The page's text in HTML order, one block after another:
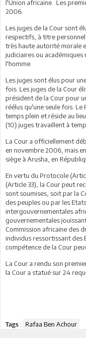
l'Union africaine. Les
2006.
Les juges de la Cour sont
respectifs, à titre
très haute autorité morale
judiciaires ou
l'homme.
Les juges sont élus pour
fois. Les juges de la Cour
président de la Cour pour
réélus qu'une seule fois. Le
temps plein et réside au
(10) juges travaillent à
La Cour a officiellement
en novembre 2006, mais
siège à Arusha, en
En vertu du Protocole
(Article 33), la Cour peut
sont soumises, soit par la
des peuples ou par les
intergouvernementales
gouvernementales
Commission africaine des
individus ressortissant des
compétence de la Cour
La Cour a rendu son
la Cour a statué sur 24
Tags : Rafaa Ben Achour